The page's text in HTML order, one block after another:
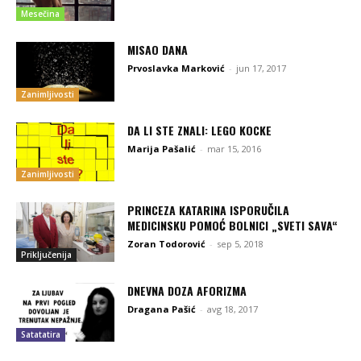
Mesečina
Zanimljivosti
MISAO DANA
Prvoslavka Marković - jun 17, 2017
Zanimljivosti
DA LI STE ZNALI: LEGO KOCKE
Marija Pašalić - mar 15, 2016
Priključenija
PRINCEZA KATARINA ISPORUČILA
MEDICINSKU POMOĆ BOLNICI „SVETI SAVA“
Zoran Todorović - sep 5, 2018
Satatatira
DNEVNA DOZA AFORIZMA
Dragana Pašić - avg 18, 2017